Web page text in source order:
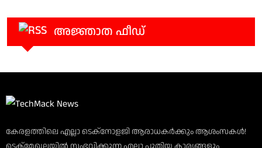
അജ്ഞാത ഫീഡ്
കേരളത്തിലെ എല്ലാ ടെക്‌നോളജി ആരാധകർക്കും ആശംസകൾ!